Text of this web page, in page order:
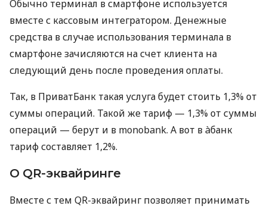
Обычно терминал в смартфоне используется
вместе с кассовым интегратором. Денежные
средства в случае использования терминала в
смартфоне зачисляются на счет клиента на
следующий день после проведения оплаты.
Так, в ПриватБанк такая услуга будет стоить 1,3% от
суммы операций. Такой же тариф — 1,3% от суммы
операций — берут и в monobank. А вот в àбанк
тариф составляет 1,2%.
О QR-эквайринге
Вместе с тем QR-эквайринг позволяет принимать